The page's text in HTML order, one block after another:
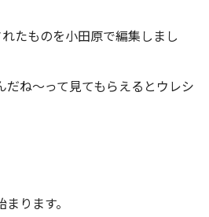
たものを小田原で編集しまし
だね～って見てもらえるとウレシ
ります。